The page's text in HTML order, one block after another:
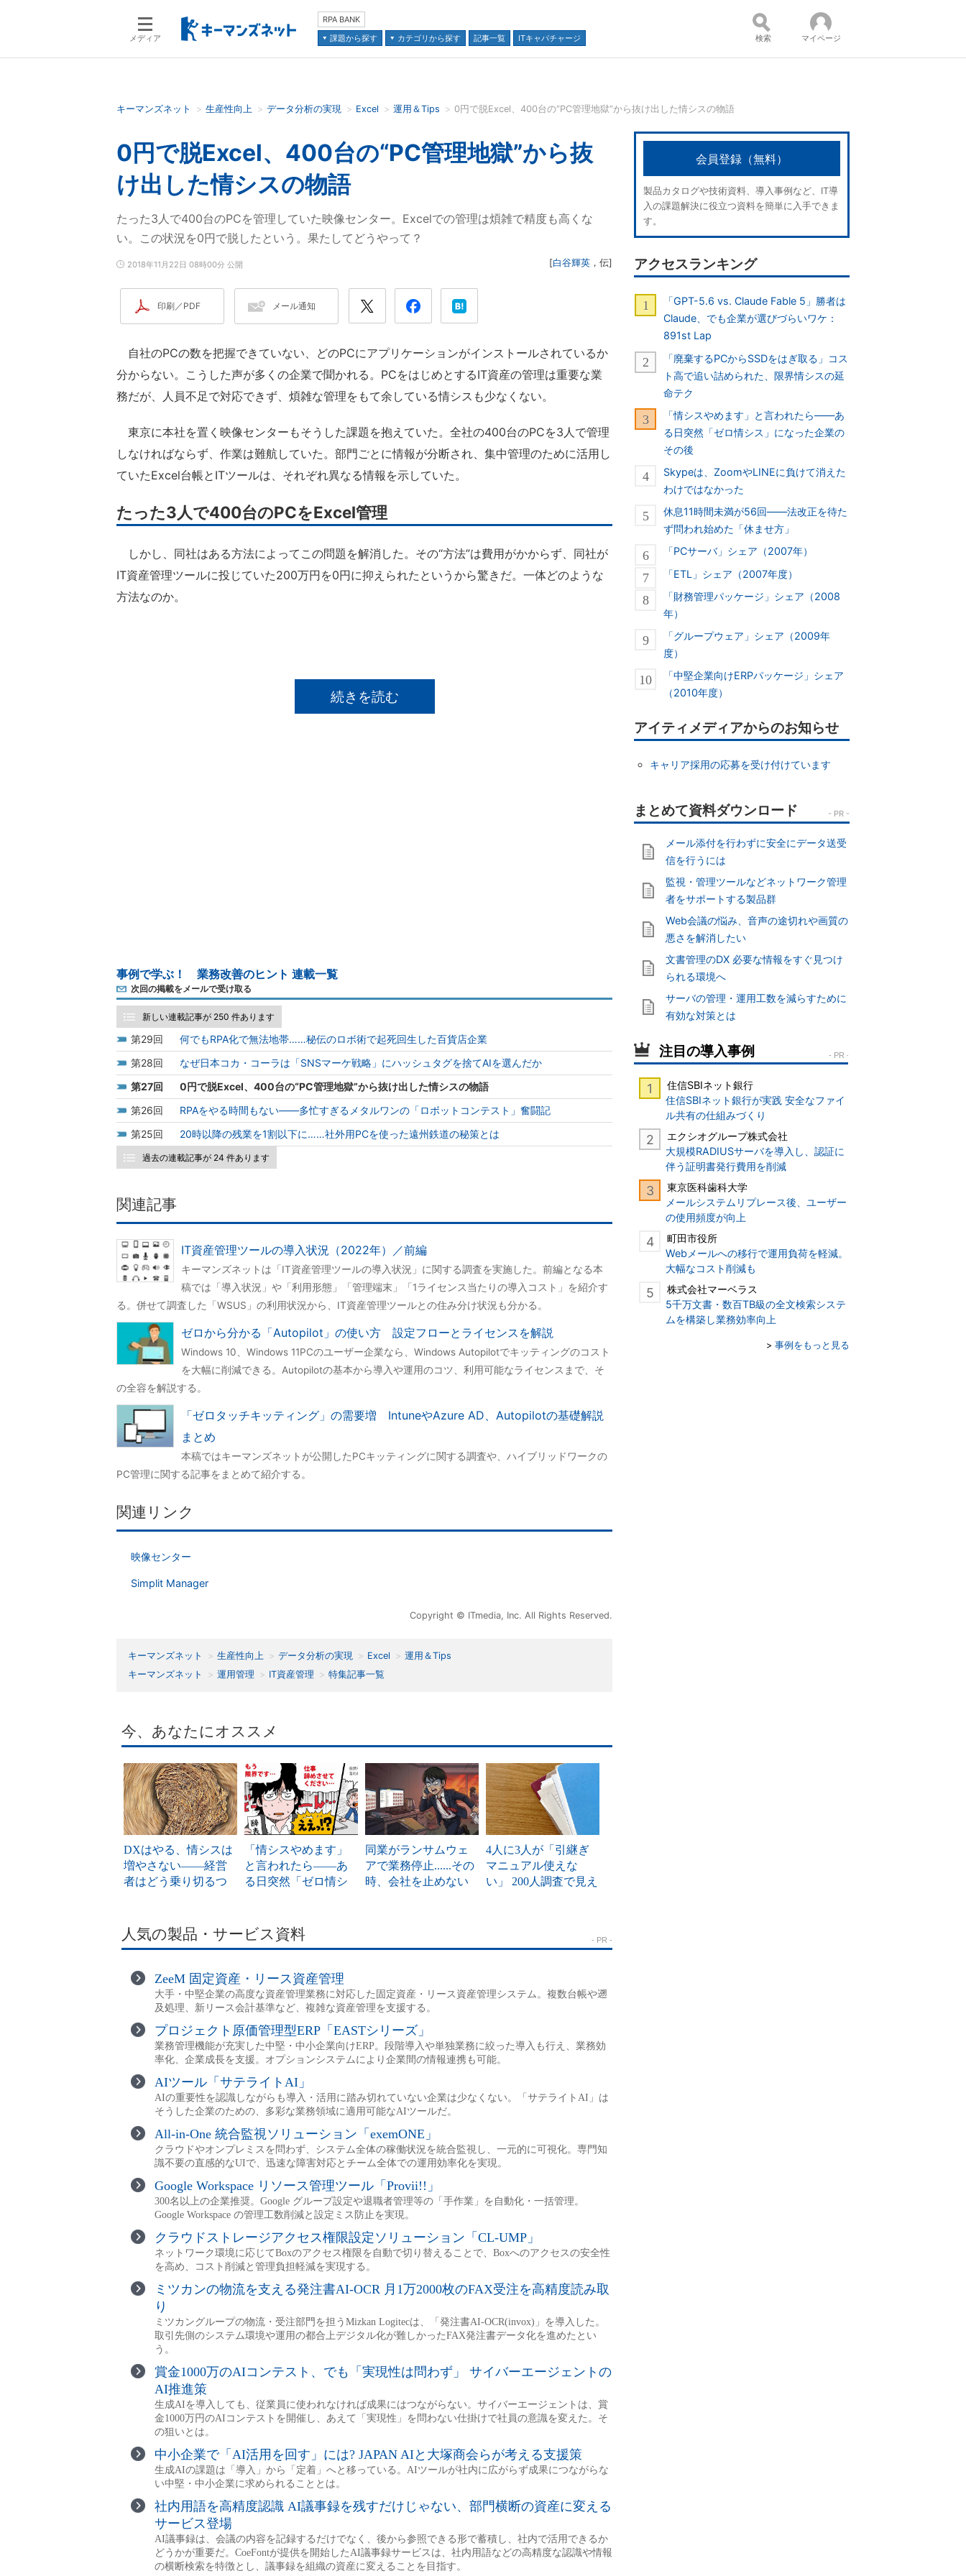
メディア
RPA BANK
課題から探す
カテゴリから探す 記事一覧 ITキャパチャージ
検索語を入力してください コンテンツ：
並び順：
検索 マイページ
キーマンズネット 生産性向上 データ分析の実現 Excel 運用＆Tips 0円で脱Excel、400台の“PC管理地獄”から抜け出した情シスの物語
0円で脱Excel、400台の“PC管理地獄”から抜
け出した情シスの物語
たった3人で400台のPCを管理していた映像センター。Excelでの管理は煩雑で精度も高くな
い。この状況を0円で脱したという。果たしてどうやって？
2018年11月22日 08時00分 公開 [白谷輝英 ， 伝]
印刷／PDF メール通知
自社のPCの数を把握できていない、どのPCにアプリケーションがインストールされているか
分からない。こうした声が多くの企業で聞かれる。PCをはじめとするIT資産の管理は重要な業
務だが、人員不足で対応できず、煩雑な管理をもて余している情シスも少なくない。
東京に本社を置く映像センターもそうした課題を抱えていた。全社の400台のPCを3人で管理
しなければならず、作業は難航していた。部門ごとに情報が分断され、集中管理のために活用し
ていたExcel台帳とITツールは、それぞれ異なる情報を示していた。
たった3人で400台のPCをExcel管理
しかし、同社はある方法によってこの問題を解消した。その“方法”は費用がかからず、同社が
IT資産管理ツールに投じていた200万円を0円に抑えられたというから驚きだ。一体どのような
方法なのか。
続きを読む
事例で学ぶ！ 業務改善のヒント 連載一覧
次回の掲載をメールで受け取る
新しい連載記事が 250 件あります
29
何でもRPA化で無法地帯……秘伝のロボ術で起死回生した百貨店企業
28
なぜ日本コカ・コーラは「SNSマーケ戦略」にハッシュタグを捨てAIを選んだか
27
0円で脱Excel、400台の“PC管理地獄”から抜け出した情シスの物語
26
RPAをやる時間もない――多忙すぎるメタルワンの「ロボットコンテスト」奮闘記
25
20時以降の残業を1割以下に……社外用PCを使った遠州鉄道の秘策とは
過去の連載記事が 24 件あります
関連記事
IT資産管理ツールの導入状況（2022年）／前編
キーマンズネットは「IT資産管理ツールの導入状況」に関する調査を実施した。前編となる本
稿では「導入状況」や「利用形態」「管理端末」「1ライセンス当たりの導入コスト」を紹介す
る。併せて調査した「WSUS」の利用状況から、IT資産管理ツールとの住み分け状況も分かる。
ゼロから分かる「Autopilot」の使い方 設定フローとライセンスを解説
Windows 10、Windows 11PCのユーザー企業なら、Windows Autopilotでキッティングのコスト
を大幅に削減できる。Autopilotの基本から導入や運用のコツ、利用可能なライセンスまで、そ
の全容を解説する。
「ゼロタッチキッティング」の需要増 IntuneやAzure AD、Autopilotの基礎解説
まとめ
本稿ではキーマンズネットが公開したPCキッティングに関する調査や、ハイブリッドワークの
PC管理に関する記事をまとめて紹介する。
関連リンク
映像センター
Simplit Manager
Copyright © ITmedia, Inc. All Rights Reserved.
キーマンズネット 生産性向上 データ分析の実現 Excel
運用＆Tips
キーマンズネット
運用管理 IT資産管理 特集記事一覧
会員登録（無料）
製品カタログや技術資料、導入事例など、IT導
入の課題解決に役立つ資料を簡単に入手できま
す。
アクセスランキング
「GPT-5.6 vs. Claude Fable 5」勝者は
Claude、でも企業が選びづらいワケ：
891st Lap
「廃棄するPCからSSDをはぎ取る」コス
ト高で追い詰められた、限界情シスの延
命テク
「情シスやめます」と言われたら――あ
る日突然「ゼロ情シス」になった企業の
その後
Skypeは、ZoomやLINEに負けて消えた
わけではなかった
休息11時間未満が56回――法改正を待た
ず問われ始めた「休ませ方」
「PCサーバ」シェア（2007年）
「ETL」シェア（2007年度）
「財務管理パッケージ」シェア（2008
年）
「グループウェア」シェア（2009年
度）
「中堅企業向けERPパッケージ」シェア
（2010年度）
アイティメディアからのお知らせ
キャリア採用の応募を受け付けています
メール添付を行わずに安全にデータ送受
信を行うには
監視・管理ツールなどネットワーク管理
者をサポートする製品群
Web会議の悩み、音声の途切れや画質の
悪さを解消したい
文書管理のDX 必要な情報をすぐ見つけ
られる環境へ
サーバの管理・運用工数を減らすために
有効な対策とは